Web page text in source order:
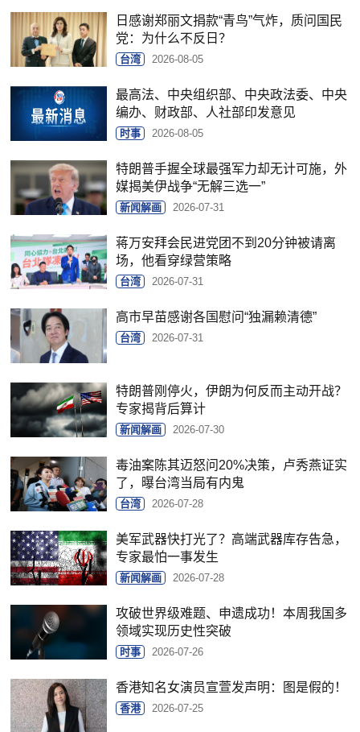
日感谢郑丽文捐款“青鸟”气炸，质问国民
党：为什么不反日？
台湾 2026-08-05
最高法、中央组织部、中央政法委、中央
编办、财政部、人社部印发意见
时事 2026-08-05
特朗普手握全球最强军力却无计可施，外
媒揭美伊战争“无解三选一”
新闻解画 2026-07-31
蒋万安拜会民进党团不到20分钟被请离
场，他看穿绿营策略
台湾 2026-07-31
高市早苗感谢各国慰问“独漏赖清德”
台湾 2026-07-31
特朗普刚停火，伊朗为何反而主动开战？
专家揭背后算计
新闻解画 2026-07-30
毒油案陈其迈怒问20%决策，卢秀燕证实
了，曝台湾当局有内鬼
台湾 2026-07-28
美军武器快打光了？高端武器库存告急，
专家最怕一事发生
新闻解画 2026-07-28
攻破世界级难题、申遗成功！本周我国多
领域实现历史性突破
时事 2026-07-26
香港知名女演员宣萱发声明：图是假的！
香港 2026-07-25